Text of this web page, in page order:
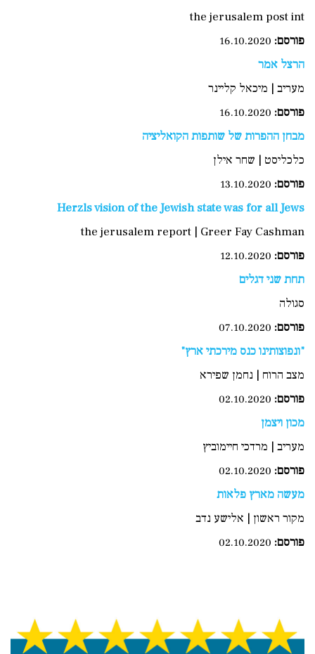
the jerusalem post int
פורסם:
הרצל אמר
מעריב | מיכאל קליינר
פורסם:
מבחן ההפרות של שותפות הקואליציה
כלכליסט | שחר אילן
פורסם:
Herzls vision of the Jewish state was for all Jews
the jerusalem report | Greer Fay Cashman
פורסם:
תחת שני דגלים
סגולה
פורסם:
"ונפוצותינו כנס מירכתי ארץ"
מצב הרוח | נחמן שפירא
פורסם:
מכון ויצמן
מעריב | מרדכי חיימוביץ
פורסם:
מעשה מארץ פלאות
מקור ראשון | אלישע נדב
פורסם: